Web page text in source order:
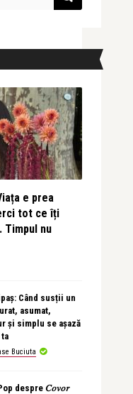
e prea
tot ce îți
nu
Când susții un
asumat,
și simplu se așază
Buciuta
despre 𝐶𝑜𝑣𝑜𝑟